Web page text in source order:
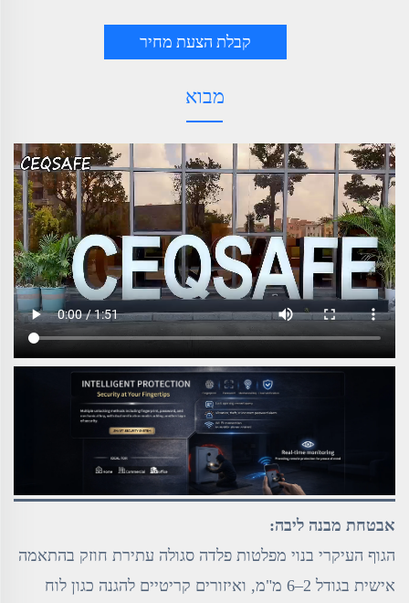
קבלת הצעת מחיר
מבוא
אבטחת מבנה ליבה:
הגוף העיקרי בנוי מפלטות פלדה סגולה עתירת חוזק בהתאמה
אישית בגודל 2–6 מ"מ, ואיזורים קריטיים להגנה כגון לוח